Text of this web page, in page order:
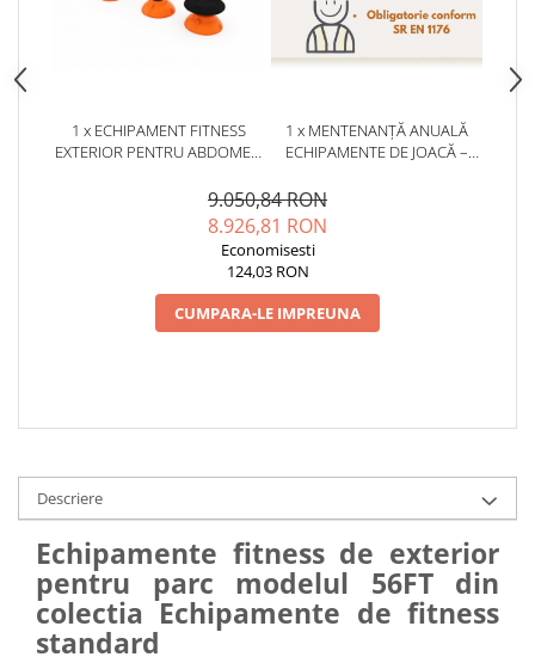
1 x ECHIPAMENT FITNESS
EXTERIOR PENTRU ABDOMEN
1 x MENTENANȚĂ ANUALĂ
ECHIPAMENTE DE JOACĂ –
CONFORM SR EN 1176
9.050,84 RON
8.926,81 RON
Economisesti
124,03 RON
CUMPARA-LE IMPREUNA
Descriere
Echipamente fitness de exterior
pentru parc modelul 56FT din
colectia Echipamente de fitness
standard